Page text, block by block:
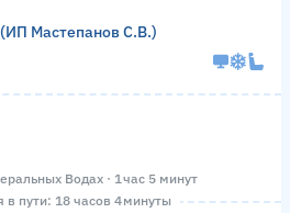
Мастепанов С.В.)
Водах · 1 час 5 минут
пути: 18 часов 4 минуты